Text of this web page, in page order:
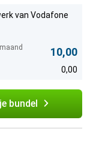
van Vodafone
10,00
0,00
bundel